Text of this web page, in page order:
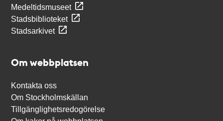
Medeltidsmuseet
Stadsbiblioteket
Stadsarkivet
Om webbplatsen
Kontakta oss
Om Stockholmskällan
Tillgänglighetsredogörelse